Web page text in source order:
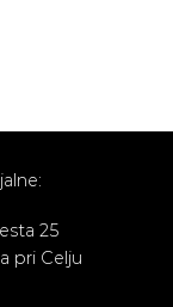
25
pri Celju